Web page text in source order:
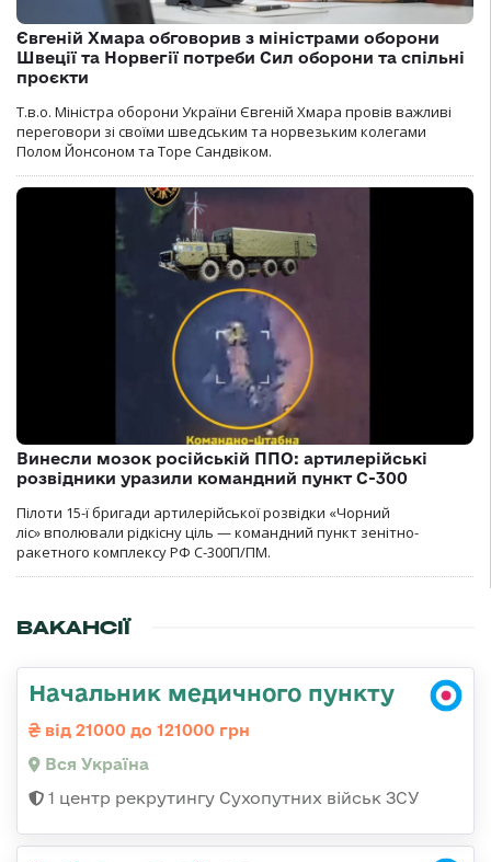
Євгеній Хмара обговорив з міністрами оборони
Швеції та Норвегії потреби Сил оборони та спільні
проєкти
Т.в.о. Міністра оборони України Євгеній Хмара провів важливі
переговори зі своїми шведським та норвезьким колегами
Полом Йонсоном та Торе Сандвіком.
Винесли мозок російській ППО: артилерійські
розвідники уразили командний пункт С-300
Пілоти 15-ї бригади артилерійської розвідки «Чорний
ліс» вполювали рідкісну ціль — командний пункт зенітно-
ракетного комплексу РФ С-300П/ПМ.
ВАКАНСІЇ
Начальник медичного пункту
від 21000 до 121000 грн
Вся Україна
1 центр рекрутингу Сухопутних військ ЗСУ